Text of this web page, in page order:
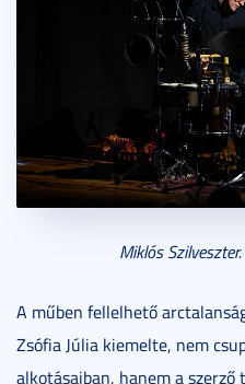
Miklós
A műben fellelhető
Zsófia Júlia kiemelte, nem
alkotásaiban, hanem a szerző